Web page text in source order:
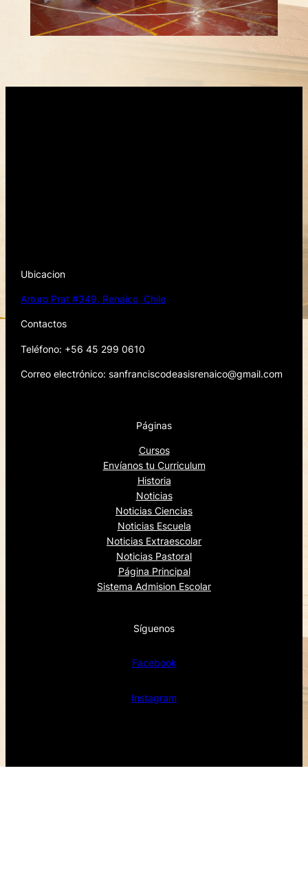
Ubicacion
Arturo Prat #349, Renaico, Chile
Contactos
Teléfono: +56 45 299 0610
Correo electrónico: sanfranciscodeasisrenaico@gmail.com
Páginas
Cursos
Envíanos tu Curriculum
Historia
Noticias
Noticias Ciencias
Noticias Escuela
Noticias Extraescolar
Noticias Pastoral
Página Principal
Sistema Admision Escolar
Síguenos
Facebook
Instagram